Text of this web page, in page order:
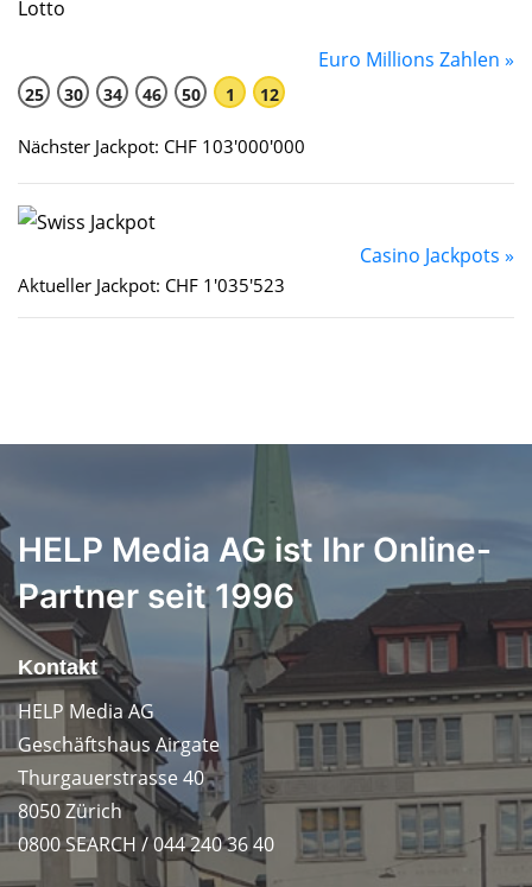
Euro Millions Zahlen »
25 30 34 46 50 1 12
Nächster Jackpot: CHF 103'000'000
Casino Jackpots »
Aktueller Jackpot: CHF 1'035'523
HELP Media AG ist Ihr Online-
Partner seit 1996
Kontakt
HELP Media AG
Geschäftshaus Airgate
Thurgauerstrasse 40
8050 Zürich
0800 SEARCH / 044 240 36 40